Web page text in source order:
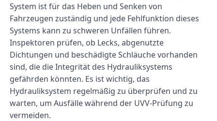
System ist für das Heben und Senken von
Fahrzeugen zuständig und jede Fehlfunktion dieses
Systems kann zu schweren Unfällen führen.
Inspektoren prüfen, ob Lecks, abgenutzte
Dichtungen und beschädigte Schläuche vorhanden
sind, die die Integrität des Hydrauliksystems
gefährden könnten. Es ist wichtig, das
Hydrauliksystem regelmäßig zu überprüfen und zu
warten, um Ausfälle während der UVV-Prüfung zu
vermeiden.